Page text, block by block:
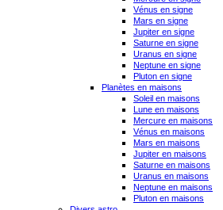
Vénus en signe
Mars en signe
Jupiter en signe
Saturne en signe
Uranus en signe
Neptune en signe
Pluton en signe
Planètes en maisons
Soleil en maisons
Lune en maisons
Mercure en maisons
Vénus en maisons
Mars en maisons
Jupiter en maisons
Saturne en maisons
Uranus en maisons
Neptune en maisons
Pluton en maisons